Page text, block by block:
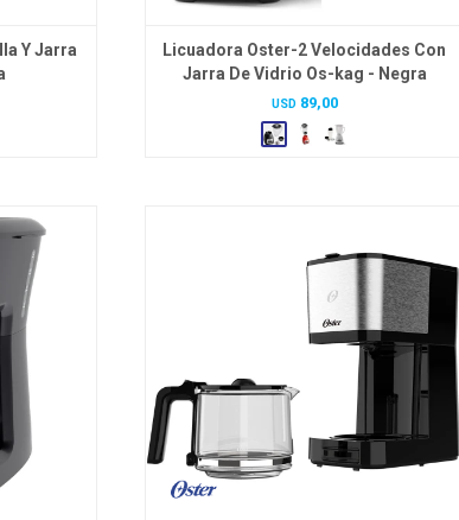
Y Jarra
Licuadora Oster-2 Velocidades Con
Jarra De Vidrio Os-kag - Negra
USD 89,00